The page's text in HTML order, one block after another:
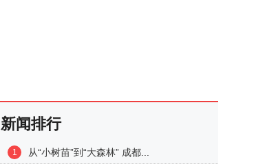
新闻排行
1 从“小树苗”到“大森林” 成都...